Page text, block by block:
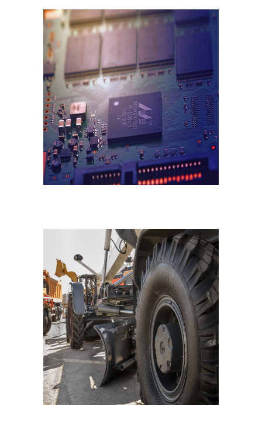
technische
Probleme schnell
zu erkennen und
zu beheben.
Erfahrungen
Cookies
werden
benötigt,
damit unsere
Website
während
ablehnen,
werden
Funktionen
Website
nicht mehr
verfügbar
Marketing
„Marketing Cookies“